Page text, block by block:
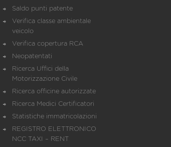
Saldo punti patente
Verifica classe ambientale
veicolo
Verifica copertura RCA
Neopatentati
Ricerca Uffici della
Motorizzazione Civile
Ricerca officine autorizzate
Ricerca Medici Certificatori
Statistiche immatricolazioni
REGISTRO ELETTRONICO
NCC TAXI – RENT